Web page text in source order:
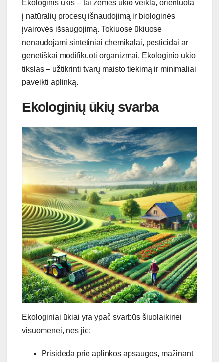
Ekologinis ūkis – tai žemės ūkio veikla, orientuota
į natūralių procesų išnaudojimą ir biologinės
įvairovės išsaugojimą. Tokiuose ūkiuose
nenaudojami sintetiniai chemikalai, pesticidai ar
genetiškai modifikuoti organizmai. Ekologinio ūkio
tikslas – užtikrinti tvarų maisto tiekimą ir minimaliai
paveikti aplinką.
Ekologinių ūkių svarba
Ekologiniai ūkiai yra ypač svarbūs šiuolaikinei
visuomenei, nes jie:
Prisideda prie aplinkos apsaugos, mažinant